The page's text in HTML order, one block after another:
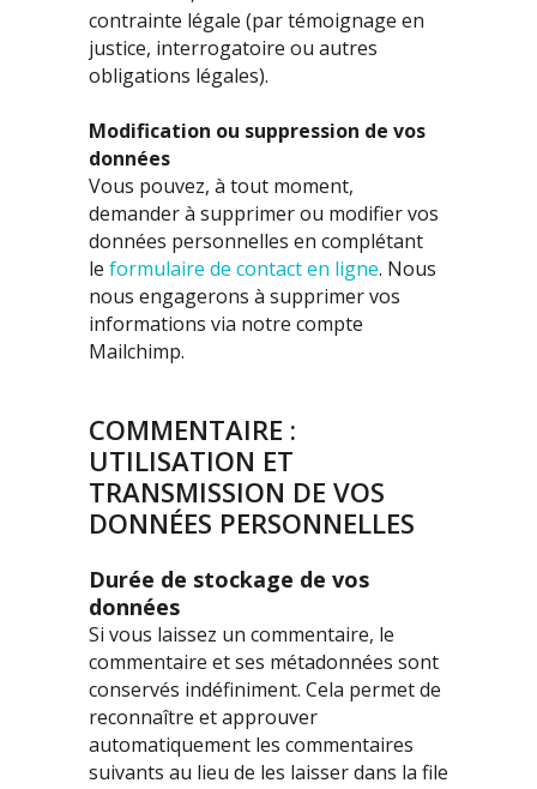
contrainte légale (par témoignage en
justice, interrogatoire ou autres
obligations légales).
Modification ou suppression de vos
données
Vous pouvez, à tout moment,
demander à supprimer ou modifier vos
données personnelles en complétant
le formulaire de contact en ligne. Nous
nous engagerons à supprimer vos
informations via notre compte
Mailchimp.
COMMENTAIRE :
UTILISATION ET
TRANSMISSION DE VOS
DONNÉES PERSONNELLES
Durée de stockage de vos
données
Si vous laissez un commentaire, le
commentaire et ses métadonnées sont
conservés indéfiniment. Cela permet de
reconnaître et approuver
automatiquement les commentaires
suivants au lieu de les laisser dans la file